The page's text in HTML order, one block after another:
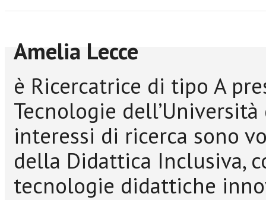
Amelia Lecce
è Ricercatrice di tipo A
Tecnologie
interessi di ricerca sono
della Didattica Inclusiva,
tecnologie didattiche